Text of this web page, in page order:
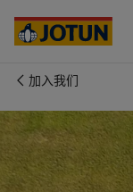
业务领域
Cambodia-English
China- 英文
Korea-Korean
Korea- English
Malaysia-English
Myanmar - English
加入我们